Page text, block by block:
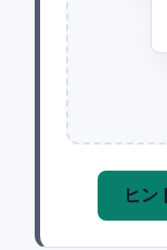
ヒン